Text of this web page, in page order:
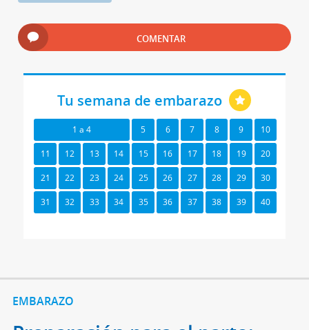
COMENTAR
Tu semana de embarazo
1 a 4 5 6 7 8 9 10
11 12 13 14 15 16 17 18 19 20
21 22 23 24 25 26 27 28 29 30
31 32 33 34 35 36 37 38 39 40
EMBARAZO